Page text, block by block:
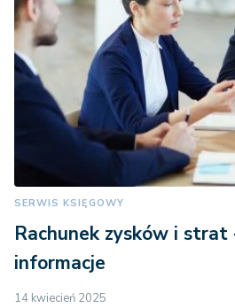
SERWIS KSIĘGOWY
Rachunek zysków i strat
informacje
14 kwiecień 2025